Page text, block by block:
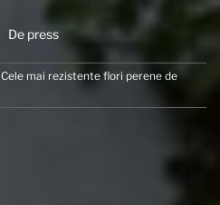
De press
Cele mai rezistente flori perene de